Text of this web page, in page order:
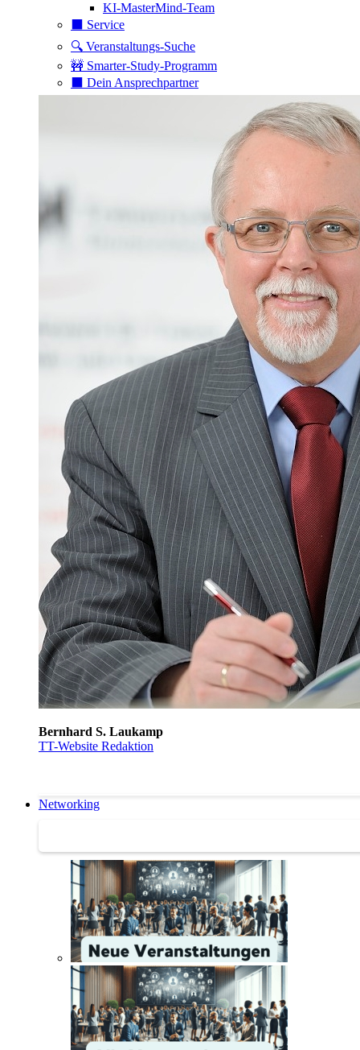
KI-MasterMind-Team
⬛️ Service
🔍 Veranstaltungs-Suche
🚧 Smarter-Study-Programm
⬛️ Dein Ansprechpartner
Bernhard S. Laukamp
TT-Website Redaktion
Networking